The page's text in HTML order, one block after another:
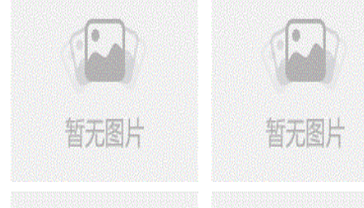
天威生物 菌娃娃 产品名称：冰岛1号